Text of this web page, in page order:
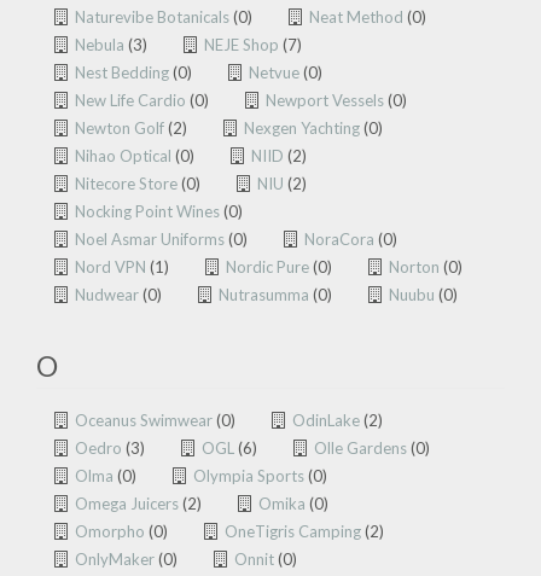
Naturevibe Botanicals(0) Neat Method (0)
Nebula (3) NEJE Shop (7)
Nest Bedding(0) Netvue(0)
New Life Cardio (0) Newport Vessels(0)
Newton Golf(2) Nexgen Yachting(0)
Nihao Optical (0) NIID (2)
Nitecore Store(0) NIU (2)
Nocking Point Wines(0)
Noel Asmar Uniforms(0) NoraCora (0)
Nord VPN (1) Nordic Pure(0) Norton (0)
Nudwear(0) Nutrasumma (0) Nuubu (0)
O
Oceanus Swimwear(0) OdinLake(2)
Oedro (3) OGL (6) Olle Gardens(0)
Olma (0) Olympia Sports(0)
Omega Juicers(2) Omika (0)
Omorpho (0) OneTigris Camping(2)
OnlyMaker(0) Onnit(0)